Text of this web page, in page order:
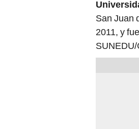
San Juan
2011, y
SUNEDU/